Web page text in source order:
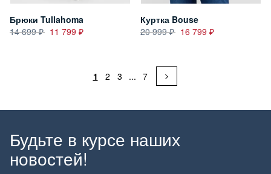
Брюки Tullahoma
14 699
11 799
Куртка Bouse
20 999
16 799
1 2 3 ... 7
Будьте в курсе наших
новостей!